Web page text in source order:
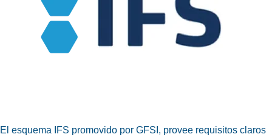
Investigación y Sensorial
El esquema IFS promovido por GFSI, provee requisitos claros